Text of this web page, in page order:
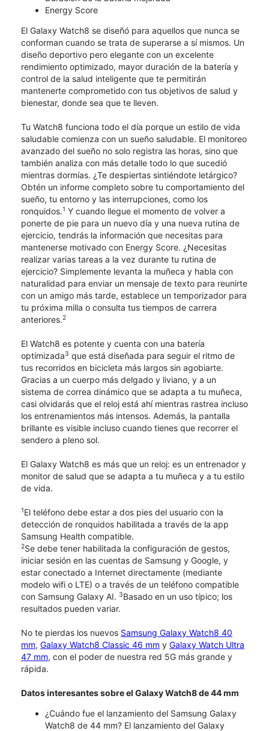
Energy Score
El Galaxy Watch8 se diseñó para aquellos que nunca se
conforman cuando se trata de superarse a sí mismos. Un
diseño deportivo pero elegante con un excelente
rendimiento optimizado, mayor duración de la batería y
control de la salud inteligente que te permitirán
mantenerte comprometido con tus objetivos de salud y
bienestar, donde sea que te lleven.
Tu Watch8 funciona todo el día porque un estilo de vida
saludable comienza con un sueño saludable. El monitoreo
avanzado del sueño no solo registra las horas, sino que
también analiza con más detalle todo lo que sucedió
mientras dormías. ¿Te despiertas sintiéndote letárgico?
Obtén un informe completo sobre tu comportamiento del
sueño, tu entorno y las interrupciones, como los
ronquidos.1 Y cuando llegue el momento de volver a
ponerte de pie para un nuevo día y una nueva rutina de
ejercicio, tendrás la información que necesitas para
mantenerse motivado con Energy Score. ¿Necesitas
realizar varias tareas a la vez durante tu rutina de
ejercicio? Simplemente levanta la muñeca y habla con
naturalidad para enviar un mensaje de texto para reunirte
con un amigo más tarde, establece un temporizador para
tu próxima milla o consulta tus tiempos de carrera
anteriores.2
El Watch8 es potente y cuenta con una batería
optimizada3 que está diseñada para seguir el ritmo de
tus recorridos en bicicleta más largos sin agobiarte.
Gracias a un cuerpo más delgado y liviano, y a un
sistema de correa dinámico que se adapta a tu muñeca,
casi olvidarás que el reloj está ahí mientras rastrea incluso
los entrenamientos más intensos. Además, la pantalla
brillante es visible incluso cuando tienes que recorrer el
sendero a pleno sol.
El Galaxy Watch8 es más que un reloj: es un entrenador y
monitor de salud que se adapta a tu muñeca y a tu estilo
de vida.
1El teléfono debe estar a dos pies del usuario con la
detección de ronquidos habilitada a través de la app
Samsung Health compatible.
2Se debe tener habilitada la configuración de gestos,
iniciar sesión en las cuentas de Samsung y Google, y
estar conectado a Internet directamente (mediante
modelo wifi o LTE) o a través de un teléfono compatible
con Samsung Galaxy AI. 3Basado en un uso típico; los
resultados pueden variar.
No te pierdas los nuevos Samsung Galaxy Watch8 40
mm, Galaxy Watch8 Classic 46 mm y Galaxy Watch Ultra
47 mm, con el poder de nuestra red 5G más grande y
rápida.
Datos interesantes sobre el Galaxy Watch8 de 44 mm
¿Cuándo fue el lanzamiento del Samsung Galaxy
Watch8 de 44 mm? El lanzamiento del Galaxy